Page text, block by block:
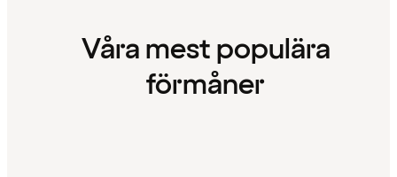
Våra mest populära
förmåner